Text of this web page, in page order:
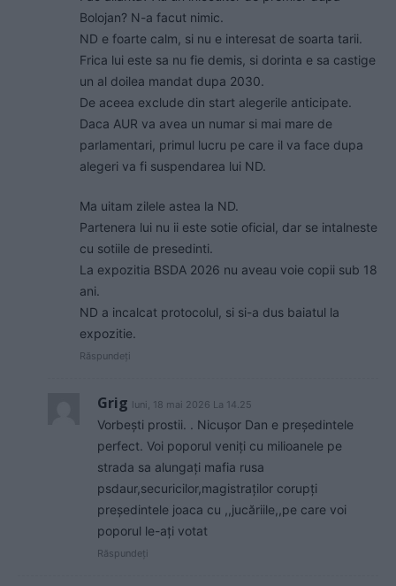
Bolojan? N-a facut nimic.
ND e foarte calm, si nu e interesat de soarta tarii.
Frica lui este sa nu fie demis, si dorinta e sa castige
un al doilea mandat dupa 2030.
De aceea exclude din start alegerile anticipate.
Daca AUR va avea un numar si mai mare de
parlamentari, primul lucru pe care il va face dupa
alegeri va fi suspendarea lui ND.
Ma uitam zilele astea la ND.
Partenera lui nu ii este sotie oficial, dar se intalneste
cu sotiile de presedinti.
La expozitia BSDA 2026 nu aveau voie copii sub 18
ani.
ND a incalcat protocolul, si si-a dus baiatul la
expozitie.
Răspundeți
Grig luni, 18 mai 2026 La 14.25
Vorbești prostii. . Nicușor Dan e președintele
perfect. Voi poporul veniți cu milioanele pe
strada sa alungați mafia rusa
psdaur,securicilor,magistraților corupți
președintele joaca cu ,,jucăriile,,pe care voi
poporul le-ați votat
Răspundeți